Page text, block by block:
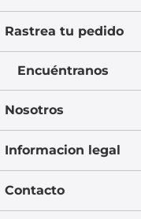
Rastrea tu pedido
Encuéntranos
Nosotros
Informacion legal
Contacto